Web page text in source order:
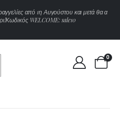
αγγελίες από 1η Αυγούστου και μετά θαα
ι!Κωδικός WELCOME: sale10
0